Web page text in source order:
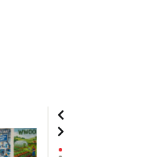
20.07.2026 12:06